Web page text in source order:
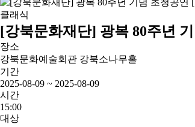
클래식
[강북문화재단] 광복 80주년
장소
강북문화예술회관 강북소나무홀
기간
2025-08-09 ~ 2025-08-09
시간
15:00
대상